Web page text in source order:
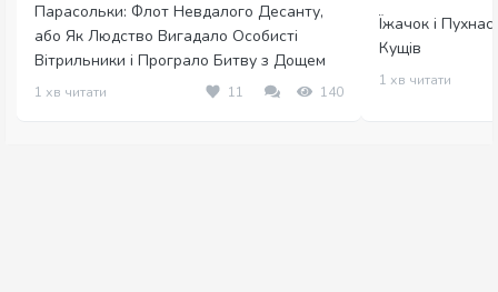
Парасольки: Флот Невдалого Десанту,
або Як Людство Вигадало Особисті
Вітрильники і Програло Битву з Дощем
1 хв читати 11 140
Їжачок і
Кущів
1 хв читати